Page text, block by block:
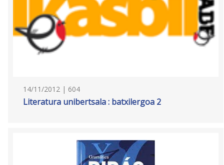
14/11/2012 | 604
Literatura unibertsala : batxilergoa 2